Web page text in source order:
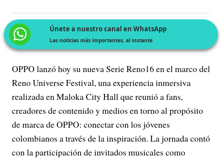
Únete a nuestro canal en WhatsApp
Las noticias más importantes, al instante
OPPO lanzó hoy su nueva Serie Reno16 en el marco del
Reno Universe Festival, una experiencia inmersiva
realizada en Maloka City Hall que reunió a fans,
creadores de contenido y medios en torno al propósito
de marca de OPPO: conectar con los jóvenes
colombianos a través de la inspiración. La jornada contó
con la participación de invitados musicales como